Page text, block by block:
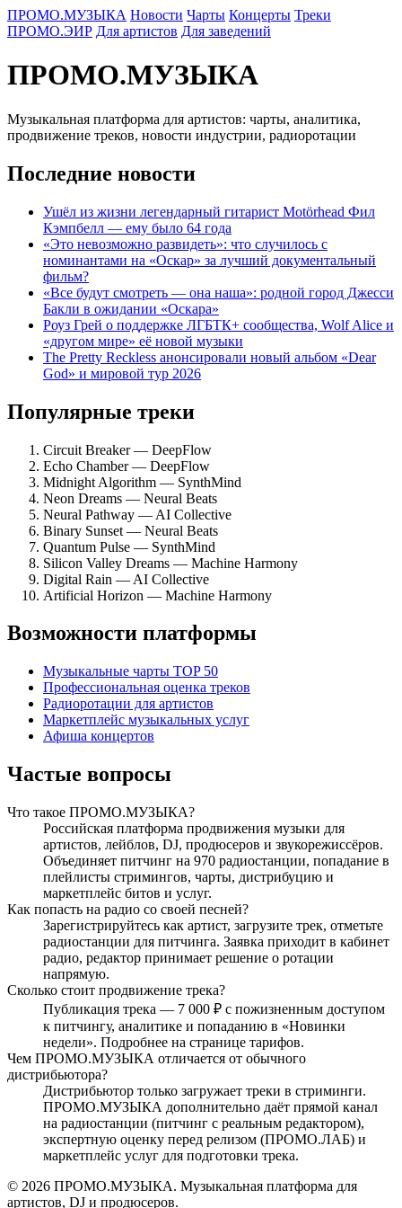
ПРОМО.МУЗЫКА Новости Чарты Концерты Треки
ПРОМО.ЭИР Для артистов Для заведений
ПРОМО.МУЗЫКА
Музыкальная платформа для артистов: чарты, аналитика,
продвижение треков, новости индустрии, радиоротации
Последние новости
Ушёл из жизни легендарный гитарист Motörhead Фил
Кэмпбелл — ему было 64 года
«Это невозможно развидеть»: что случилось с
номинантами на «Оскар» за лучший документальный
фильм?
«Все будут смотреть — она наша»: родной город Джесси
Бакли в ожидании «Оскара»
Роуз Грей о поддержке ЛГБТК+ сообщества, Wolf Alice и
«другом мире» её новой музыки
The Pretty Reckless анонсировали новый альбом «Dear
God» и мировой тур 2026
Популярные треки
Circuit Breaker — DeepFlow
Echo Chamber — DeepFlow
Midnight Algorithm — SynthMind
Neon Dreams — Neural Beats
Neural Pathway — AI Collective
Binary Sunset — Neural Beats
Quantum Pulse — SynthMind
Silicon Valley Dreams — Machine Harmony
Digital Rain — AI Collective
Artificial Horizon — Machine Harmony
Возможности платформы
Музыкальные чарты TOP 50
Профессиональная оценка треков
Радиоротации для артистов
Маркетплейс музыкальных услуг
Афиша концертов
Частые вопросы
Что такое ПРОМО.МУЗЫКА?
Российская платформа продвижения музыки для
артистов, лейблов, DJ, продюсеров и звукорежиссёров.
Объединяет питчинг на 970 радиостанции, попадание в
плейлисты стримингов, чарты, дистрибуцию и
маркетплейс битов и услуг.
Как попасть на радио со своей песней?
Зарегистрируйтесь как артист, загрузите трек, отметьте
радиостанции для питчинга. Заявка приходит в кабинет
радио, редактор принимает решение о ротации
напрямую.
Сколько стоит продвижение трека?
Публикация трека — 7 000 ₽ с пожизненным доступом
к питчингу, аналитике и попаданию в «Новинки
недели». Подробнее на странице тарифов.
Чем ПРОМО.МУЗЫКА отличается от обычного
дистрибьютора?
Дистрибьютор только загружает треки в стриминги.
ПРОМО.МУЗЫКА дополнительно даёт прямой канал
на радиостанции (питчинг с реальным редактором),
экспертную оценку перед релизом (ПРОМО.ЛАБ) и
маркетплейс услуг для подготовки трека.
© 2026 ПРОМО.МУЗЫКА. Музыкальная платформа для
артистов, DJ и продюсеров.